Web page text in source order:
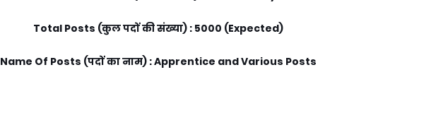
Total Posts (कुल पदों की संख्या) : 5000 (Expected)
Name Of Posts (पदों का नाम) : Apprentice and Various Posts